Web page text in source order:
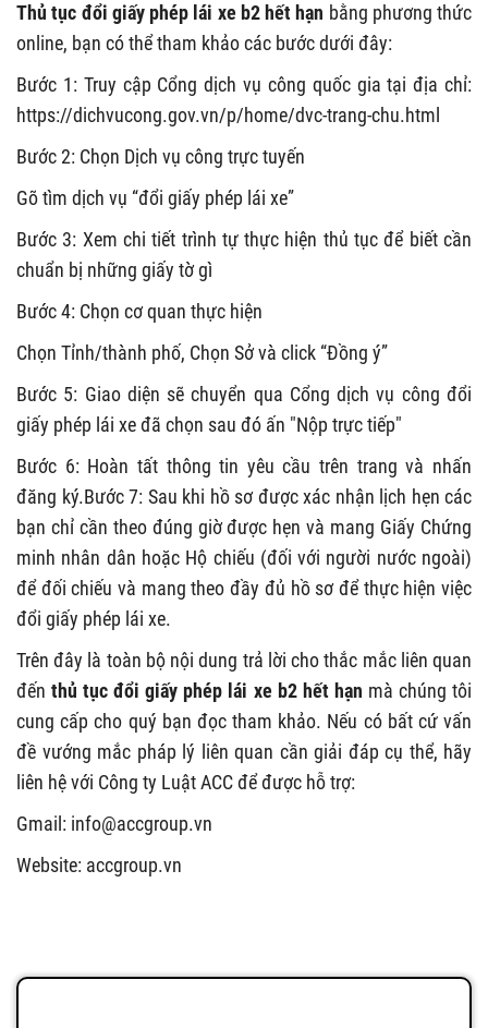
Thủ tục đổi giấy phép lái xe b2 hết hạn bằng phương thức
online, bạn có thể tham khảo các bước dưới đây:
Bước 1: Truy cập Cổng dịch vụ công quốc gia tại địa chỉ:
https://dichvucong.gov.vn/p/home/dvc-trang-chu.html
Bước 2: Chọn Dịch vụ công trực tuyến
Gõ tìm dịch vụ “đổi giấy phép lái xe”
Bước 3: Xem chi tiết trình tự thực hiện thủ tục để biết cần
chuẩn bị những giấy tờ gì
Bước 4: Chọn cơ quan thực hiện
Chọn Tỉnh/thành phố, Chọn Sở và click “Đồng ý”
Bước 5: Giao diện sẽ chuyển qua Cổng dịch vụ công đổi
giấy phép lái xe đã chọn sau đó ấn "Nộp trực tiếp"
Bước 6: Hoàn tất thông tin yêu cầu trên trang và nhấn
đăng ký.Bước 7: Sau khi hồ sơ được xác nhận lịch hẹn các
bạn chỉ cần theo đúng giờ được hẹn và mang Giấy Chứng
minh nhân dân hoặc Hộ chiếu (đối với người nước ngoài)
để đối chiếu và mang theo đầy đủ hồ sơ để thực hiện việc
đổi giấy phép lái xe.
Trên đây là toàn bộ nội dung trả lời cho thắc mắc liên quan
đếnthủ tục đổi giấy phép lái xe b2 hết hạn mà chúng tôi
cung cấp cho quý bạn đọc tham khảo. Nếu có bất cứ vấn
đề vướng mắc pháp lý liên quan cần giải đáp cụ thể, hãy
liên hệ với Công ty Luật ACC để được hỗ trợ:
Gmail: info@accgroup.vn
Website: accgroup.vn